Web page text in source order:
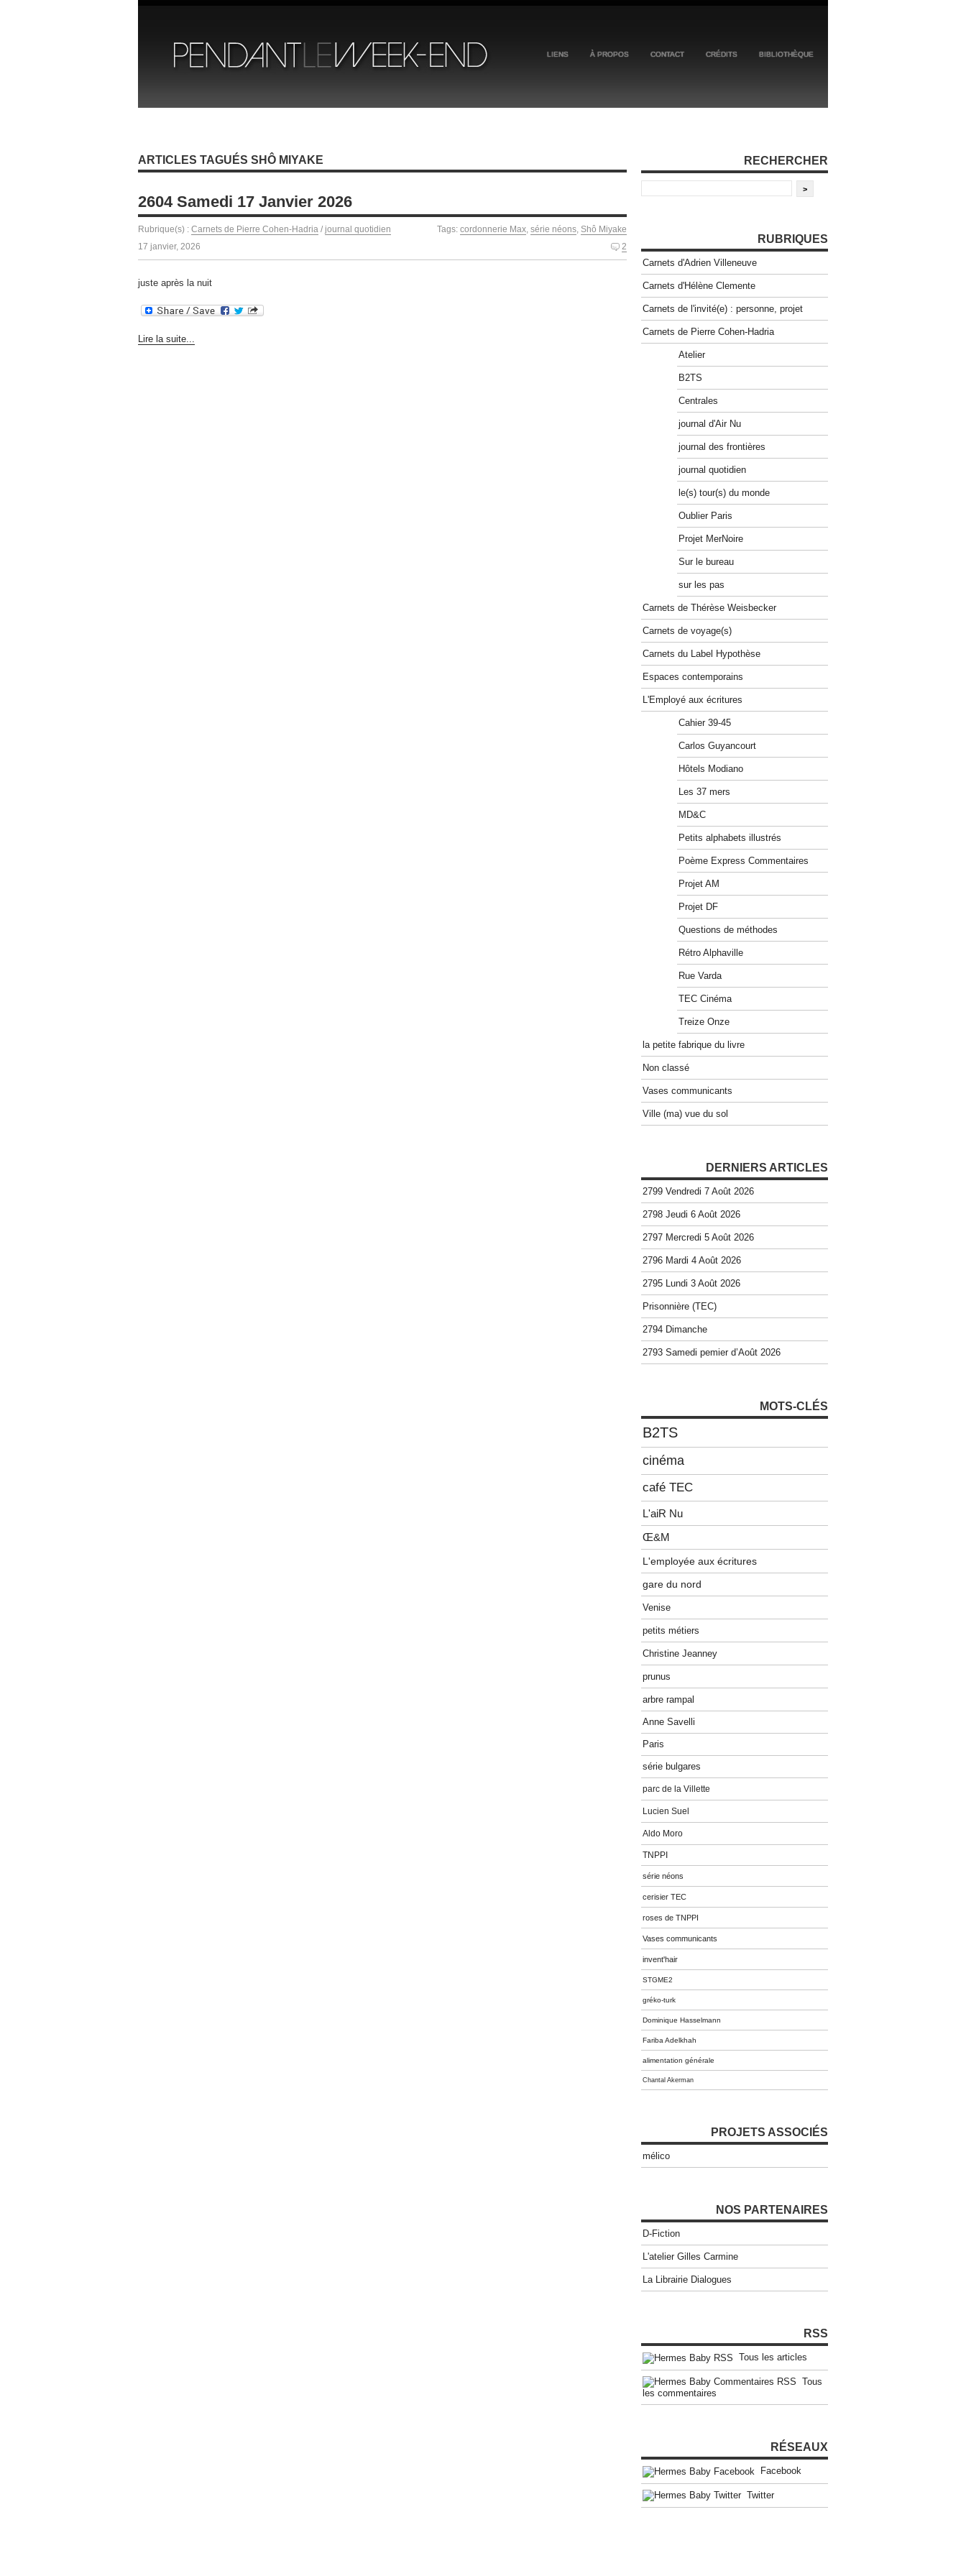
LIENS À PROPOS CONTACT CRÉDITS BIBLIOTHÈQUE
ARTICLES TAGUÉS SHÔ MIYAKE
2604 Samedi 17 Janvier 2026
Rubrique(s) : Carnets de Pierre Cohen-Hadria / journal quotidien Tags: cordonnerie Max, série néons, Shô Miyake
17 janvier, 2026
2
juste après la nuit
Lire la suite...
RECHERCHER
RUBRIQUES
Carnets d'Adrien Villeneuve
Carnets d'Hélène Clemente
Carnets de l'invité(e) : personne, projet
Carnets de Pierre Cohen-Hadria
Atelier
B2TS
Centrales
journal d'Air Nu
journal des frontières
journal quotidien
le(s) tour(s) du monde
Oublier Paris
Projet MerNoire
Sur le bureau
sur les pas
Carnets de Thérèse Weisbecker
Carnets de voyage(s)
Carnets du Label Hypothèse
Espaces contemporains
L'Employé aux écritures
Cahier 39-45
Carlos Guyancourt
Hôtels Modiano
Les 37 mers
MD&C
Petits alphabets illustrés
Poème Express Commentaires
Projet AM
Projet DF
Questions de méthodes
Rétro Alphaville
Rue Varda
TEC Cinéma
Treize Onze
la petite fabrique du livre
Non classé
Vases communicants
Ville (ma) vue du sol
DERNIERS ARTICLES
2799 Vendredi 7 Août 2026
2798 Jeudi 6 Août 2026
2797 Mercredi 5 Août 2026
2796 Mardi 4 Août 2026
2795 Lundi 3 Août 2026
Prisonnière (TEC)
2794 Dimanche
2793 Samedi pemier d’Août 2026
MOTS-CLÉS
B2TS
cinéma
café TEC
L'aiR Nu
Œ&M
L'employée aux écritures
gare du nord
Venise
petits métiers
Christine Jeanney
prunus
arbre rampal
Anne Savelli
Paris
série bulgares
parc de la Villette
Lucien Suel
Aldo Moro
TNPPI
série néons
cerisier TEC
roses de TNPPI
Vases communicants
invent'hair
STGME2
gréko-turk
Dominique Hasselmann
Fariba Adelkhah
alimentation générale
Chantal Akerman
PROJETS ASSOCIÉS
mélico
NOS PARTENAIRES
D-Fiction
L'atelier Gilles Carmine
La Librairie Dialogues
RSS
Tous les articles
Tous
les commentaires
RÉSEAUX
Facebook
Twitter